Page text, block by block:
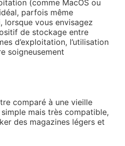
(comme MacOS ou
parfois même
lorsque vous envisagez
de stockage entre
d’exploitation, l’utilisation
soigneusement
comparé à une vieille
mais très compatible,
des magazines légers et